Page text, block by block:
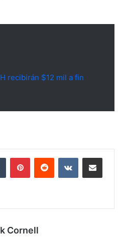
recibirán $12 mil a fin
Tumblr PinterestReddit VKontakteCompartir por mail
Cornell